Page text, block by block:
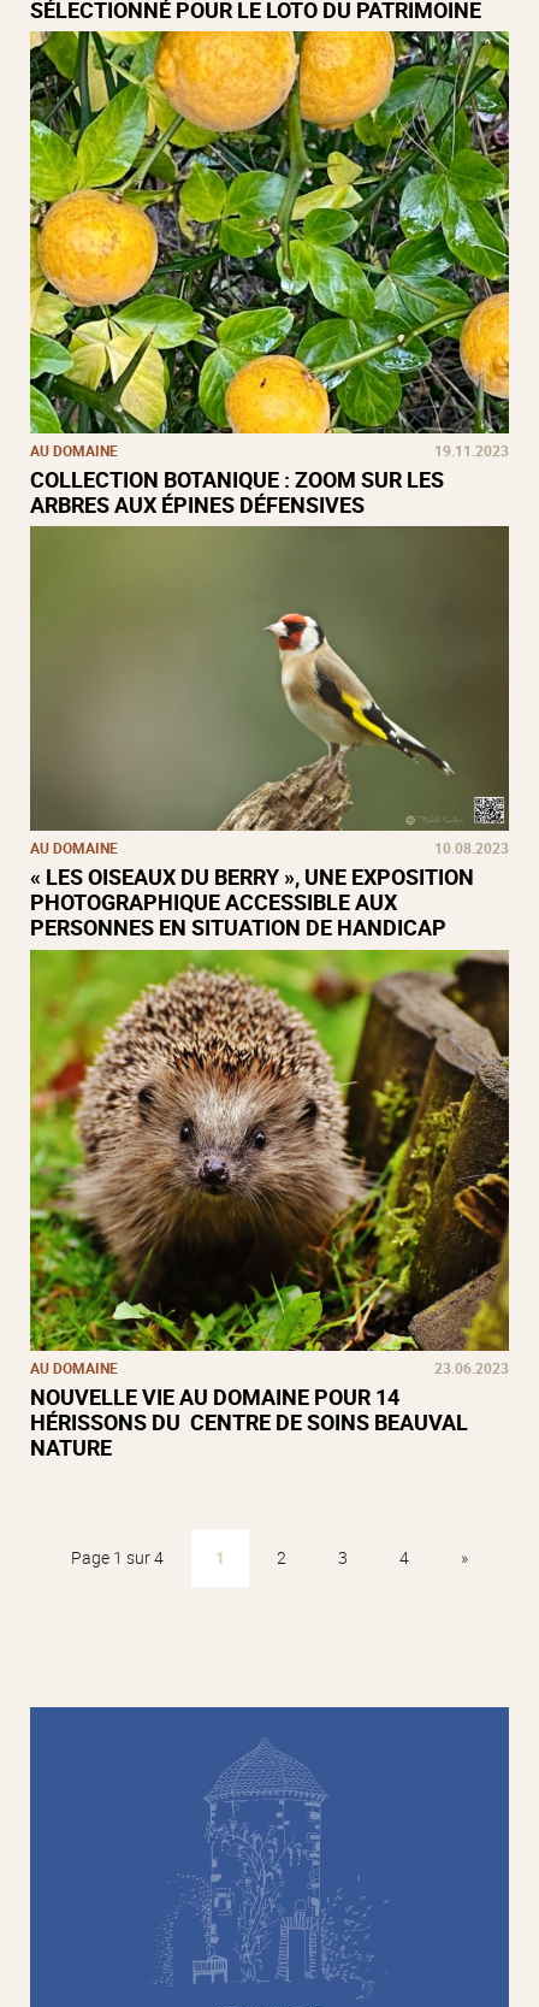
SÉLECTIONNÉ POUR LE LOTO DU PATRIMOINE
AU DOMAINE 19.11.2023
COLLECTION BOTANIQUE : ZOOM SUR LES
ARBRES AUX ÉPINES DÉFENSIVES
AU DOMAINE 10.08.2023
« LES OISEAUX DU BERRY », UNE EXPOSITION
PHOTOGRAPHIQUE ACCESSIBLE AUX
PERSONNES EN SITUATION DE HANDICAP
AU DOMAINE 23.06.2023
NOUVELLE VIE AU DOMAINE POUR 14
HÉRISSONS DU CENTRE DE SOINS BEAUVAL
NATURE
Page 1 sur 4 1 2 3 4 »